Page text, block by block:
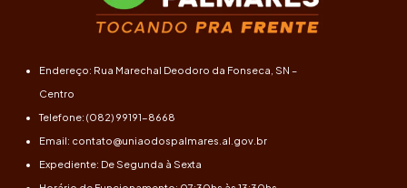
Endereço: Rua Marechal Deodoro da Fonseca, SN –
Centro
Telefone: (082) 99191-8668
Email: contato@uniaodospalmares.al.gov.br
Expediente: De Segunda à Sexta